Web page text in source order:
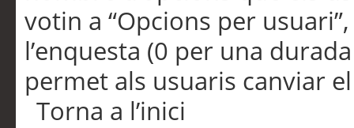
votin a “Opcions per
l’enquesta (0 per una
permet als usuaris canviar
Torna a l’inici